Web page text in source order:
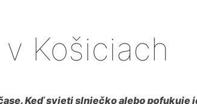
Košiciach
Keď svieti slniečko alebo pofukuje